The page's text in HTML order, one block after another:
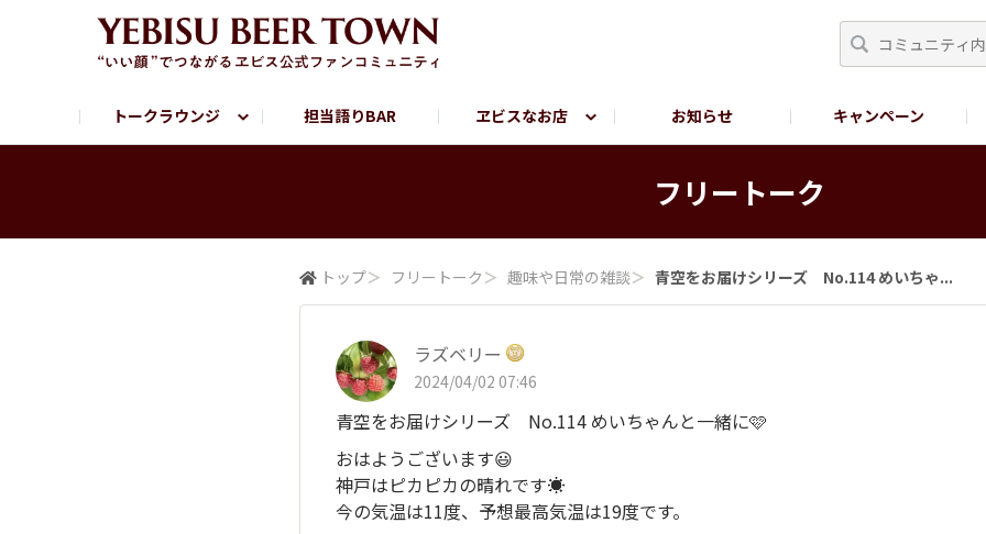
トークラウンジ 担当語りBAR ヱビスなお店 お知らせ キャンペーン
サッポロビール公式Instagram
フリートーク
トップ＞ フリートーク ＞ 趣味や日常の雑談＞ 青空をお届けシリーズ No.114 めいちゃ...
ラズベリー
2024/04/02 07:46
青空をお届けシリーズ No.114 めいちゃんと一緒に🩷
おはようございます😃
神戸はピカピカの晴れです☀️
今の気温は11度、予想最高気温は19度です。